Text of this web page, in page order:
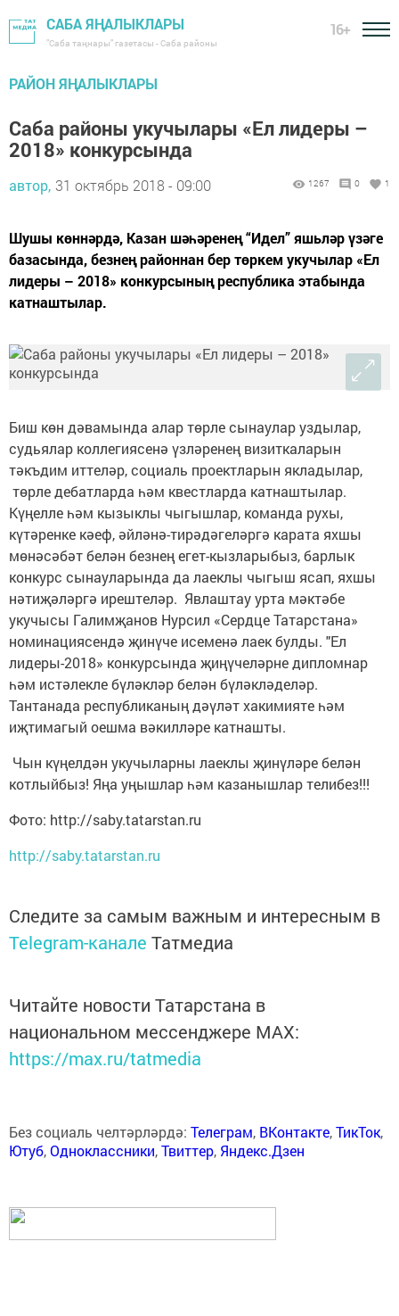
САБА ЯҢАЛЫКЛАРЫ
"Саба таңнары" газетасы - Саба районы
16+
РАЙОН ЯҢАЛЫКЛАРЫ
Саба районы укучылары «Ел лидеры –
2018» конкурсында
автор, 31 октябрь 2018 - 09:00 1267 0 1
Шушы көннәрдә, Казан шәһәренең “Идел” яшьләр үзәге
базасында, безнең районнан бер төркем укучылар «Ел
лидеры – 2018» конкурсының республика этабында
катнаштылар.
Биш көн дәвамында алар төрле сынаулар уздылар,
судьялар коллегиясенә үзләренең визиткаларын
тәкъдим иттеләр, социаль проектларын якладылар,
төрле дебатларда һәм квестларда катнаштылар.
Күңелле һәм кызыклы чыгышлар, команда рухы,
күтәренке кәеф, әйләнә-тирәдәгеләргә карата яхшы
мөнәсәбәт белән безнең егет-кызларыбыз, барлык
конкурс сынауларында да лаеклы чыгыш ясап, яхшы
нәтиҗәләргә ирештеләр. Явлаштау урта мәктәбе
укучысы Галимҗанов Нурсил «Сердце Татарстана»
номинациясендә җинүче исеменә лаек булды. "Ел
лидеры-2018» конкурсында җиңүчеләрне дипломнар
һәм истәлекле бүләкләр белән бүләкләделәр.
Тантанада республиканың дәүләт хакимияте һәм
иҗтимагый оешма вәкилләре катнашты.
Чын күңелдән укучыларны лаеклы җинүләре белән
котлыйбыз! Яңа уңышлар һәм казанышлар телибез!!!
Фото: http://saby.tatarstan.ru
http://saby.tatarstan.ru
Следите за самым важным и интересным в
Telegram-канале Татмедиа
Читайте новости Татарстана в
национальном мессенджере MАХ:
https://max.ru/tatmedia
Без социаль челтәрләрдә: Телеграм, ВКонтакте,ТикТок,
Ютуб,Одноклассники,Твиттер, Яндекс.Дзен